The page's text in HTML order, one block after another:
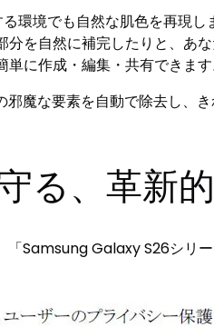
環境でも自然な肌色を再現
を自然に補完したりと、あ
に作成・編集・共有できます
魔な要素を自動で除去し、
る、革新
Samsung Galaxy S26シリ